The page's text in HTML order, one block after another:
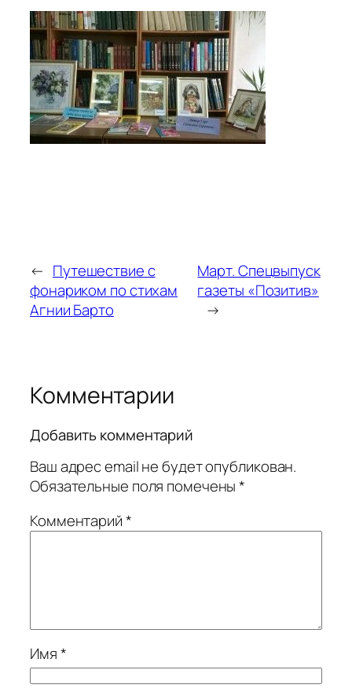
← Путешествие с
фонариком по стихам
Агнии Барто
Март. Спецвыпуск
газеты «Позитив»
→
Комментарии
Добавить комментарий
Ваш адрес email не будет опубликован.
Обязательные поля помечены*
Комментарий*
Имя*